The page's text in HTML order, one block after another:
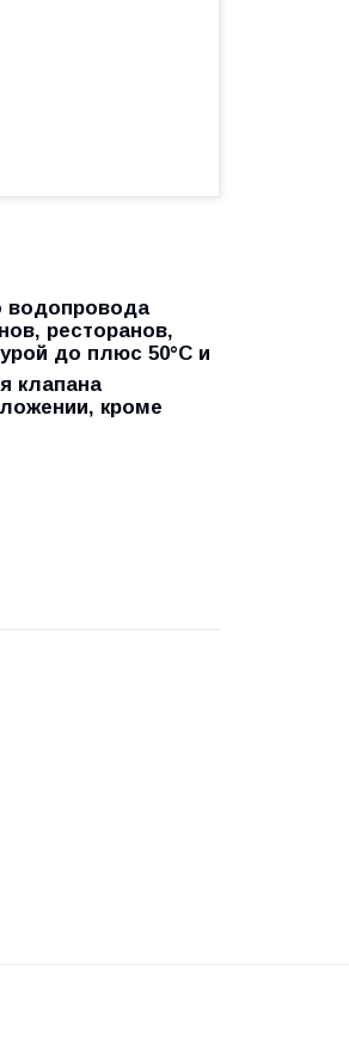
водопровода
ресторанов,
до плюс 50°C и
клапана
кроме